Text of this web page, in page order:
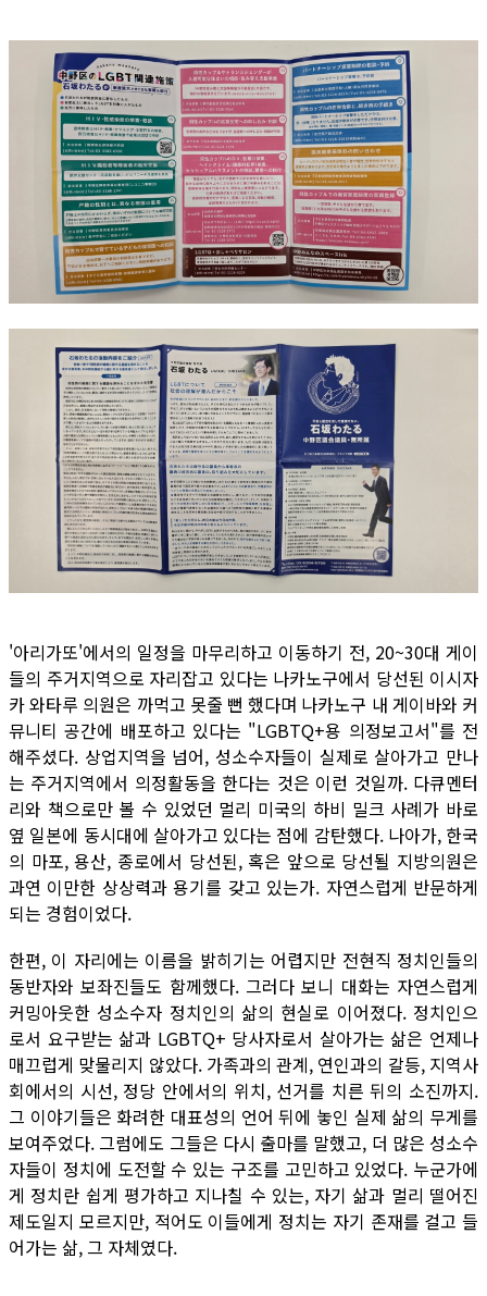
'아리가또'에서의 일정을 마무리하고 이동하기 전, 20~30대 게이
들의 주거지역으로 자리잡고 있다는 나카노구에서 당선된 이시자
카 와타루 의원은 까먹고 못줄 뻔 했다며 나카노구 내 게이바와 커
뮤니티 공간에 배포하고 있다는 "LGBTQ+용 의정보고서"를 전
해주셨다. 상업지역을 넘어, 성소수자들이 실제로 살아가고 만나
는 주거지역에서 의정활동을 한다는 것은 이런 것일까. 다큐멘터
리와 책으로만 볼 수 있었던 멀리 미국의 하비 밀크 사례가 바로
옆 일본에 동시대에 살아가고 있다는 점에 감탄했다. 나아가, 한국
의 마포, 용산, 종로에서 당선된, 혹은 앞으로 당선될 지방의원은
과연 이만한 상상력과 용기를 갖고 있는가. 자연스럽게 반문하게
되는 경험이었다.
한편, 이 자리에는 이름을 밝히기는 어렵지만 전현직 정치인들의
동반자와 보좌진들도 함께했다. 그러다 보니 대화는 자연스럽게
커밍아웃한 성소수자 정치인의 삶의 현실로 이어졌다. 정치인으
로서 요구받는 삶과 LGBTQ+ 당사자로서 살아가는 삶은 언제나
매끄럽게 맞물리지 않았다. 가족과의 관계, 연인과의 갈등, 지역사
회에서의 시선, 정당 안에서의 위치, 선거를 치른 뒤의 소진까지.
그 이야기들은 화려한 대표성의 언어 뒤에 놓인 실제 삶의 무게를
보여주었다. 그럼에도 그들은 다시 출마를 말했고, 더 많은 성소수
자들이 정치에 도전할 수 있는 구조를 고민하고 있었다. 누군가에
게 정치란 쉽게 평가하고 지나칠 수 있는, 자기 삶과 멀리 떨어진
제도일지 모르지만, 적어도 이들에게 정치는 자기 존재를 걸고 들
어가는 삶, 그 자체였다.